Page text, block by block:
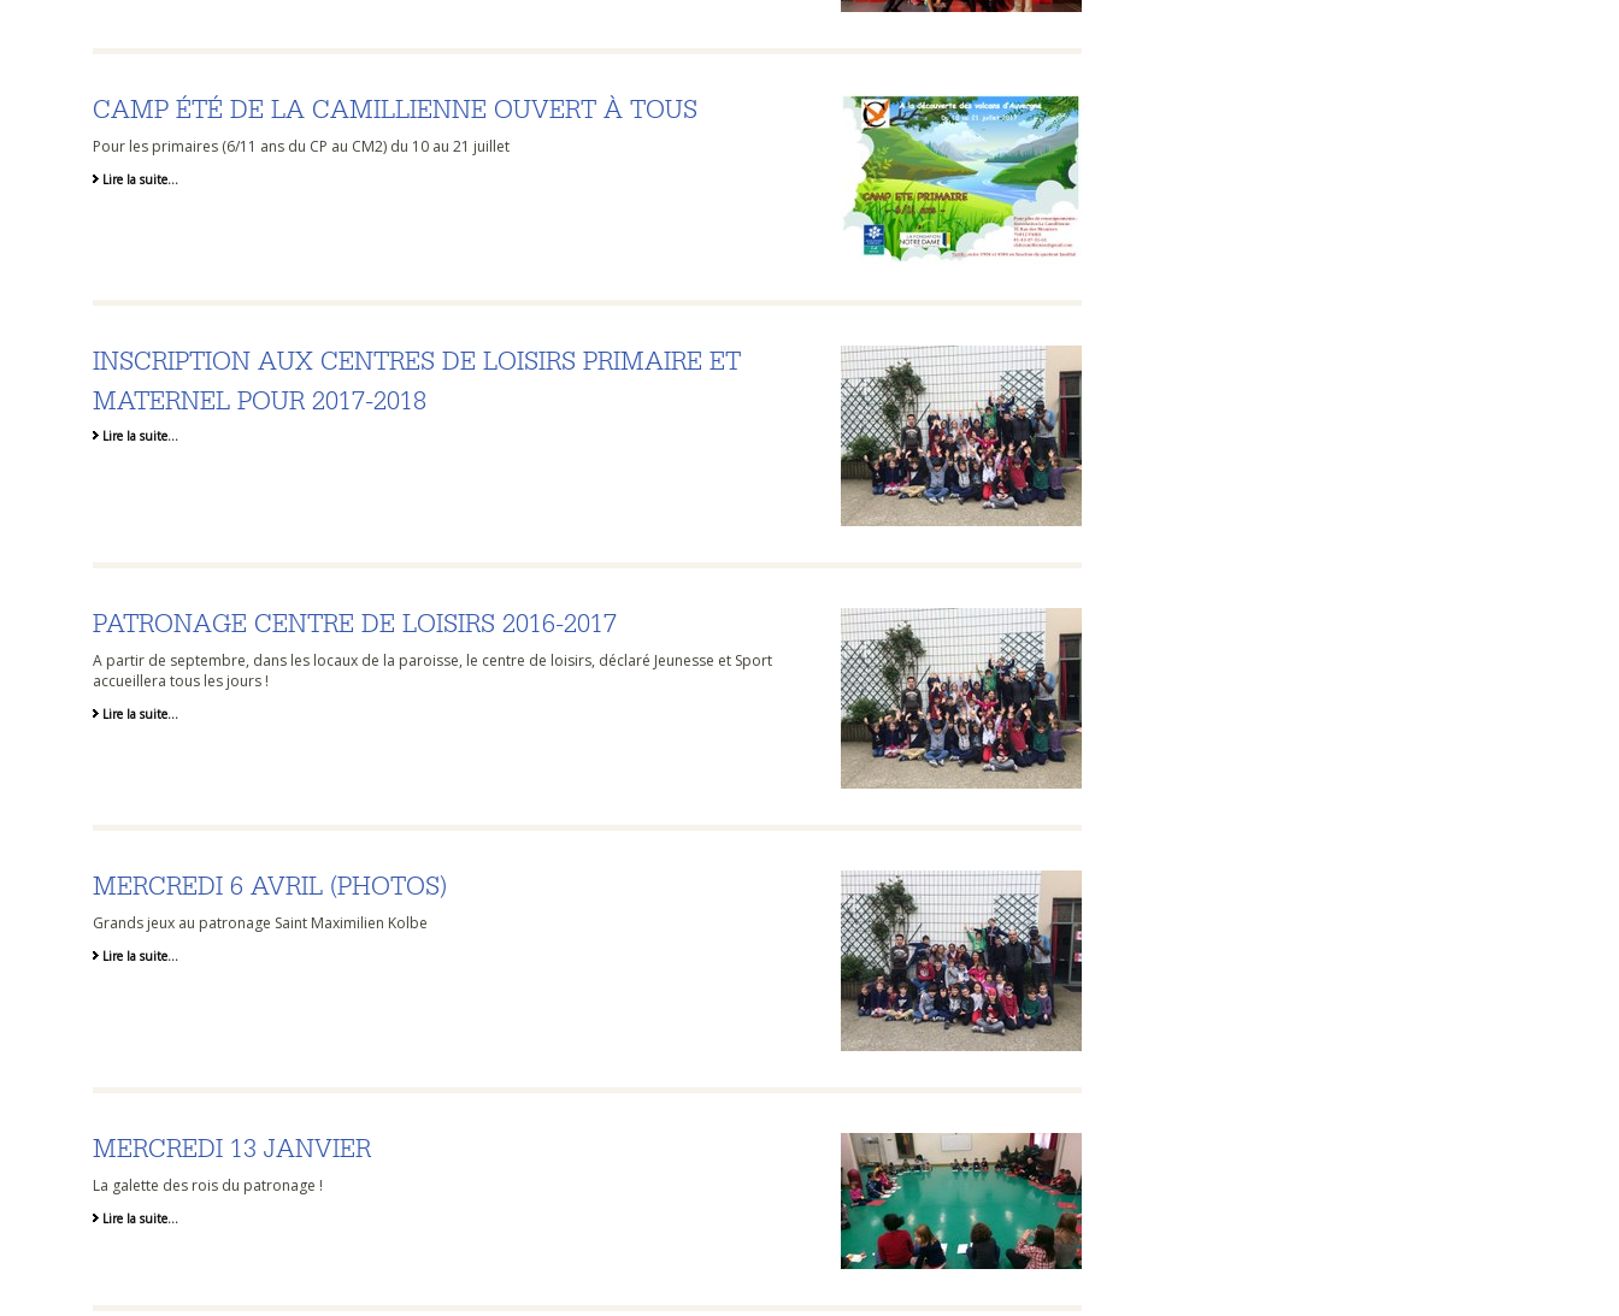
CAMP ÉTÉ DE LA CAMILLIENNE OUVERT À TOUS
Pour les primaires (6/11 ans du CP au CM2) du 10 au 21 juillet
Lire la suite…
INSCRIPTION AUX CENTRES DE LOISIRS PRIMAIRE ET
MATERNEL POUR 2017-2018
Lire la suite…
PATRONAGE CENTRE DE LOISIRS 2016-2017
A partir de septembre, dans les locaux de la paroisse, le centre de loisirs, déclaré Jeunesse et Sport
accueillera tous les jours !
Lire la suite…
MERCREDI 6 AVRIL (PHOTOS)
Grands jeux au patronage Saint Maximilien Kolbe
Lire la suite…
MERCREDI 13 JANVIER
La galette des rois du patronage !
Lire la suite…